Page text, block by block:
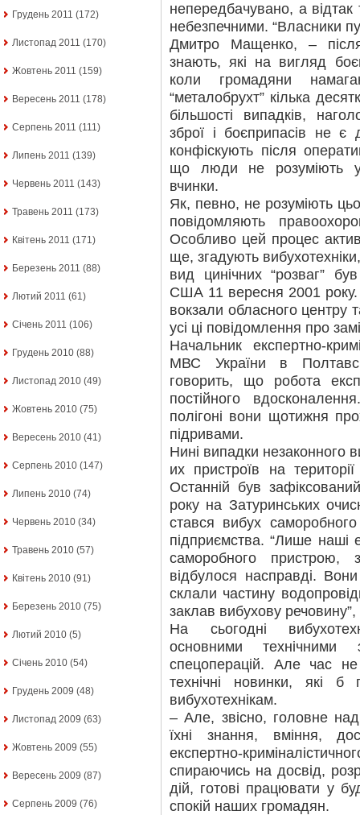
Грудень 2011 (172)
Листопад 2011 (170)
Жовтень 2011 (159)
Вересень 2011 (178)
Серпень 2011 (111)
Липень 2011 (139)
Червень 2011 (143)
Травень 2011 (173)
Квітень 2011 (171)
Березень 2011 (88)
Лютий 2011 (61)
Січень 2011 (106)
Грудень 2010 (88)
Листопад 2010 (49)
Жовтень 2010 (75)
Вересень 2010 (41)
Серпень 2010 (147)
Липень 2010 (74)
Червень 2010 (34)
Травень 2010 (57)
Квітень 2010 (91)
Березень 2010 (75)
Лютий 2010 (5)
Січень 2010 (54)
Грудень 2009 (48)
Листопад 2009 (63)
Жовтень 2009 (55)
Вересень 2009 (87)
Серпень 2009 (76)
непередбачувано, а відтак
небезпечними. “Власники
Дмитро Мащенко, –
знають, які на вигляд
коли громадяни
“металобрухт” кілька
більшості випадків,
зброї і боєприпасів не є
конфіскують після
що люди не розуміють
вчинки.
Як, певно, не розуміють
повідомляють
Особливо цей процес
ще, згадують
вид цинічних “розваг”
США 11 вересня 2001 року.
вокзали обласного центру
усі ці повідомлення про
Начальник експертно-
МВС України в
говорить, що робота
постійного
полігоні вони щотижня
підривами.
Нині випадки незаконного
их пристроїв на
Останній був
року на Затуринських
стався вибух
підприємства. “Лише наші
саморобного пристрою,
відбулося насправді.
склали частину
заклав вибухову
На сьогодні
основними
спецоперацій. Але час не
технічні новинки, які б
вибухотехнікам.
– Але, звісно, головне
їхні знання, вміння,
експертно-
спираючись на досвід,
дій, готові працювати у
спокій наших громадян.